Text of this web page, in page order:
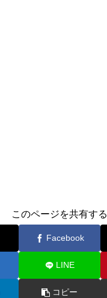
このページを共有する
Facebook
LINE
コピー